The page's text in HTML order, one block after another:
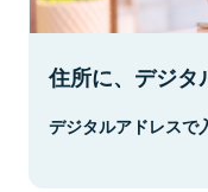
住所に、デジタ
デジタルアドレスで